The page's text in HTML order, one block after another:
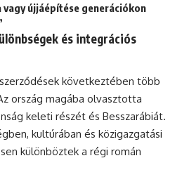
újjáépítése generációkon
és integrációs
következtében több
ország magába olvasztotta
keleti részét és Besszarábiát.
kultúrában és közigazgatási
különböztek a régi román